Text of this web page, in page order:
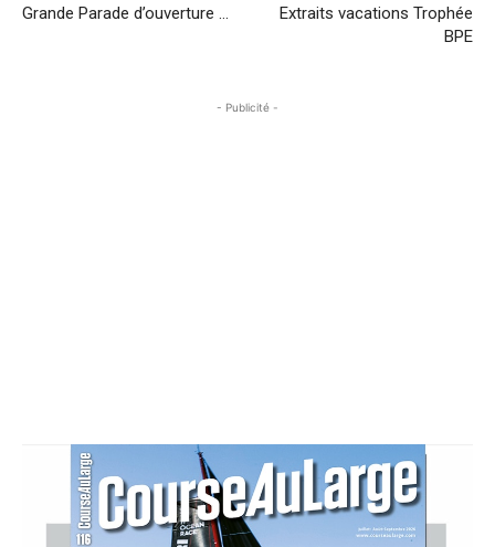
Grande Parade d’ouverture …
Extraits vacations Trophée
BPE
- Publicité -